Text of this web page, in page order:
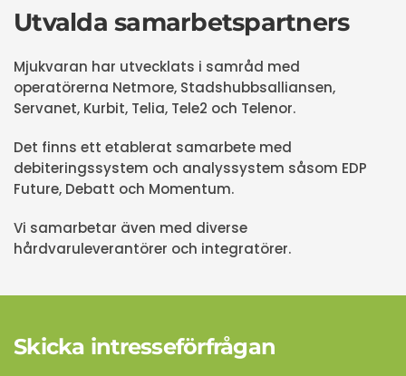
Utvalda samarbetspartners
Mjukvaran har utvecklats i samråd med
operatörerna Netmore, Stadshubbsalliansen,
Servanet, Kurbit, Telia, Tele2 och Telenor.
Det finns ett etablerat samarbete med
debiteringssystem och analyssystem såsom EDP
Future, Debatt och Momentum.
Vi samarbetar även med diverse
hårdvaruleverantörer och integratörer.
Skicka intresseförfrågan